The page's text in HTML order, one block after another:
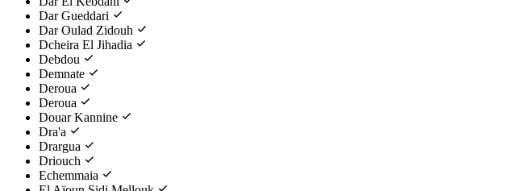
Dar Gueddari
Dar Oulad Zidouh
Dcheira El Jihadia
Debdou
Demnate
Deroua
Deroua
Douar Kannine
Dra'a
Drargua
Driouch
Echemmaia